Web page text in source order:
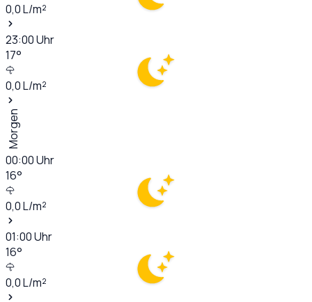
0,0L/m²
23:00Uhr
17°
0,0L/m²
Morgen
00:00Uhr
16°
0,0L/m²
01:00Uhr
16°
0,0L/m²